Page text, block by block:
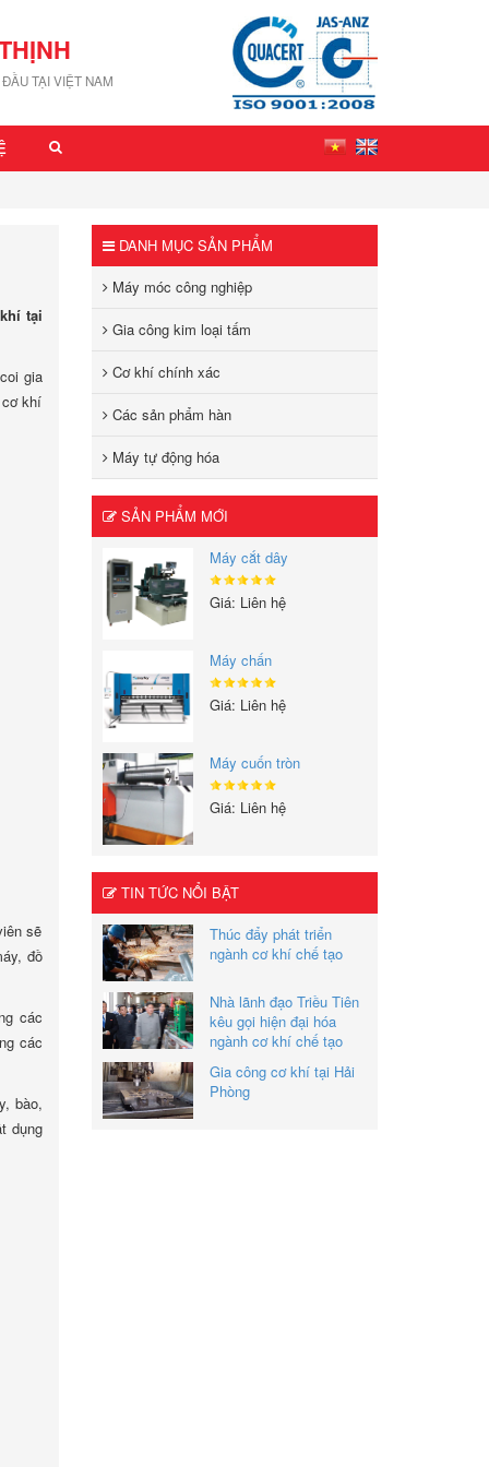
TẠI VIỆT NAM
tại
gia
khí
sẽ
đồ
các
các
bào,
dụng
DANH MỤC SẢN PHẨM
Máy móc công nghiệp
Gia công kim loại tấm
Cơ khí chính xác
Các sản phẩm hàn
Máy tự động hóa
SẢN PHẨM MỚI
Máy cắt dây
Giá: Liên hệ
Máy chấn
Giá: Liên hệ
Máy cuốn tròn
Giá: Liên hệ
TIN TỨC NỔI BẬT
Thúc đẩy phát triển
ngành cơ khí chế tạo
Nhà lãnh đạo Triều Tiên
kêu gọi hiện đại hóa
ngành cơ khí chế tạo
Gia công cơ khí tại Hải
Phòng